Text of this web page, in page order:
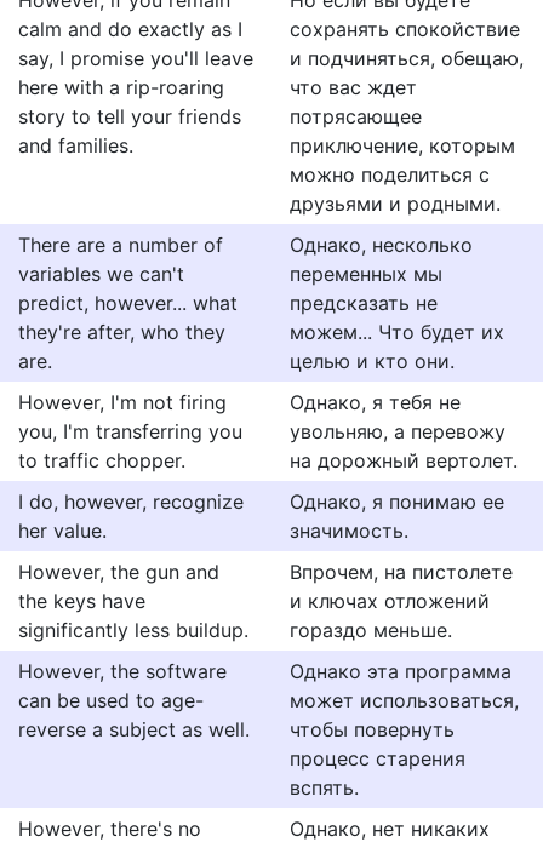
calm and do exactly as I
say, I promise you'll leave
here with a rip-roaring
story to tell your friends
and families.
сохранять спокойствие
и подчиняться, обещаю,
что вас ждет
потрясающее
приключение, которым
можно поделиться с
друзьями и родными.
There are a number of
variables we can't
predict, however... what
they're after, who they
are.
Однако, несколько
переменных мы
предсказать не
можем... Что будет их
целью и кто они.
However, I'm not firing
you, I'm transferring you
to traffic chopper.
Однако, я тебя не
увольняю, а перевожу
на дорожный вертолет.
I do, however, recognize
her value.
Однако, я понимаю ее
значимость.
However, the gun and
the keys have
significantly less buildup.
Впрочем, на пистолете
и ключах отложений
гораздо меньше.
However, the software
can be used to age-
reverse a subject as well.
Однако эта программа
может использоваться,
чтобы повернуть
процесс старения
вспять.
However, there's no
Однако, нет никаких